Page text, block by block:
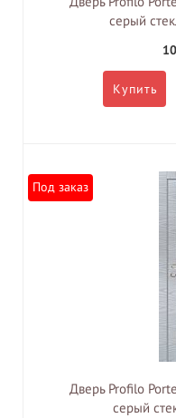
серый
Купить
Под заказ
Дверь Profilo
серый